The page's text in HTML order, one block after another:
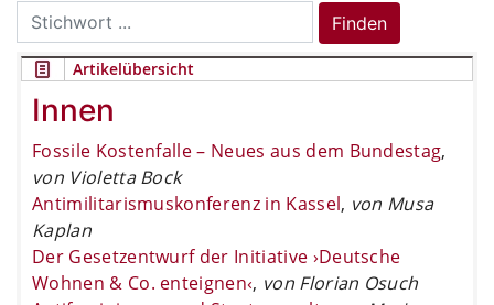
Search
for:
Finden
Artikelübersicht
Innen
Fossile Kostenfalle – Neues aus dem Bundestag,
von Violetta Bock
Antimilitarismuskonferenz in Kassel, von Musa
Kaplan
Der Gesetzentwurf der Initiative ›Deutsche
Wohnen & Co. enteignen‹, von Florian Osuch